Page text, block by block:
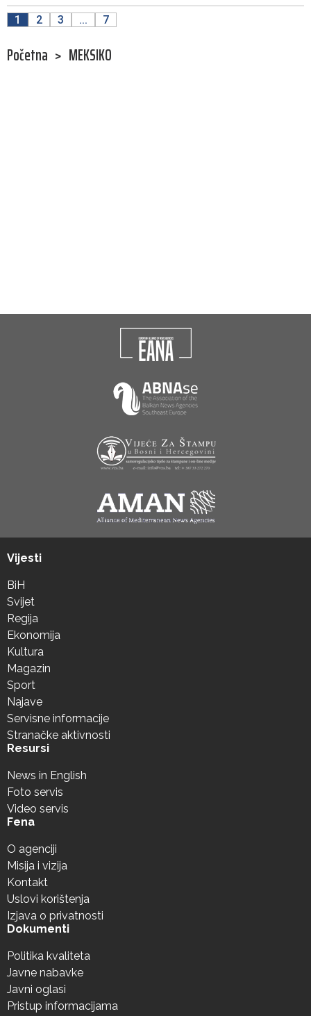
1 2 3 ... 7
Početna > MEKSIKO
Vijesti
BiH
Svijet
Regija
Ekonomija
Kultura
Magazin
Sport
Najave
Servisne informacije
Stranačke aktivnosti
Resursi
News in English
Foto servis
Video servis
Fena
O agenciji
Misija i vizija
Kontakt
Uslovi korištenja
Izjava o privatnosti
Dokumenti
Politika kvaliteta
Javne nabavke
Javni oglasi
Pristup informacijama